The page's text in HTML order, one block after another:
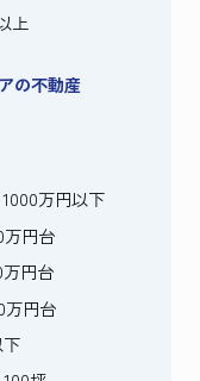
上
の不動産
万円以下
万円台
円台
万円台